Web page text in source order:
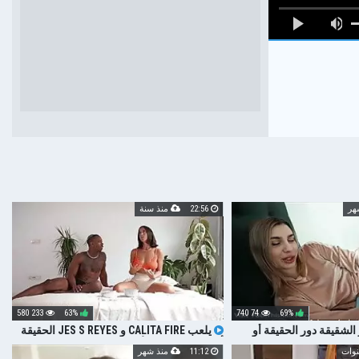
دور الحقيقة أو
ولم تتوقع مثل هذا
69%
74 740
يلعب CALITA FIRE و JES S REYES الحقيقة
أو يجرؤون على الأكل جيدًا
22:56 منذ سنة
11:12 منذ شهر